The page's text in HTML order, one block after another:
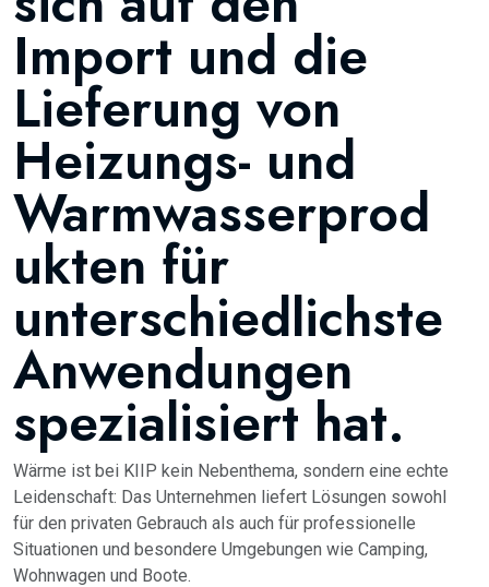
Import und die
Lieferung von
Heizungs- und
Warmwasserprod
ukten für
unterschiedlichste
Anwendungen
spezialisiert hat.
Wärme ist bei KIIP kein Nebenthema, sondern eine echte
Leidenschaft: Das Unternehmen liefert Lösungen sowohl
für den privaten Gebrauch als auch für professionelle
Situationen und besondere Umgebungen wie Camping,
Wohnwagen und Boote.